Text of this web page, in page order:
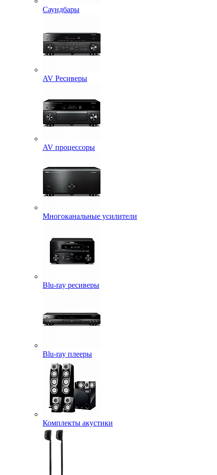
Саундбары
AV Ресиверы
AV процессоры
Многоканальные усилители
Blu-ray ресиверы
Blu-ray плееры
Комплекты акустики